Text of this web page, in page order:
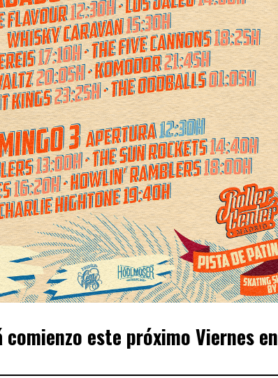
comienzo este próximo Viernes en